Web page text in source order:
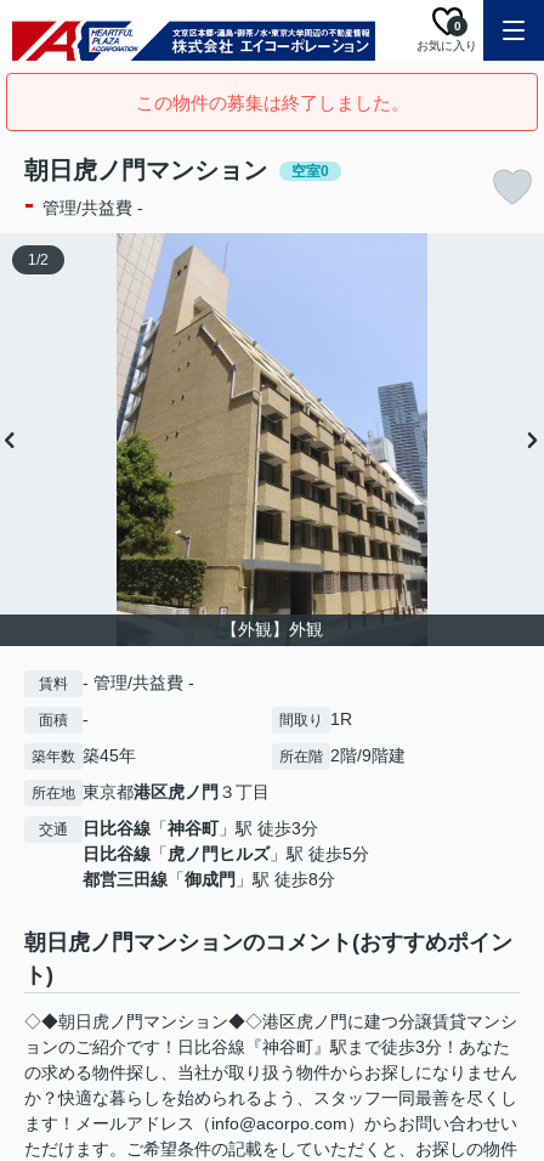
お気に入り
0
この物件の募集は終了しました。
朝日虎ノ門マンション 空室0
- 管理/共益費 -
【外観】外観
1/2
賃料 - 管理/共益費 -
面積 - 間取り 1R
築年数 築45年 所在階 2階/9階建
所在地 東京都港区虎ノ門 ３丁目
交通 日比谷線 「神谷町」駅 徒歩3分
日比谷線 「虎ノ門ヒルズ」駅 徒歩5分
都営三田線 「御成門 」駅 徒歩8分
朝日虎ノ門マンションのコメント(おすすめポイン
ト)
◇◆朝日虎ノ門マンション◆◇港区虎ノ門に建つ分譲賃貸マンシ
ョンのご紹介です！日比谷線『神谷町』駅まで徒歩3分！あなた
の求める物件探し、当社が取り扱う物件からお探しになりません
か？快適な暮らしを始められるよう、スタッフ一同最善を尽くし
ます！メールアドレス（info@acorpo.com）からお問い合わせい
ただけます。ご希望条件の記載をしていただくと、お探しの物件